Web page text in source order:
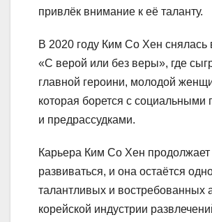
привлёк внимание к её таланту.
В 2020 году Ким Со Хен снялась
«С верой или без веры», где
главной героини, молодой
которая борется с социальными
и предрассудками.
Карьера Ким Со Хен продолжает
развиваться, и она остаётся
талантливых и востребованных
корейской индустрии